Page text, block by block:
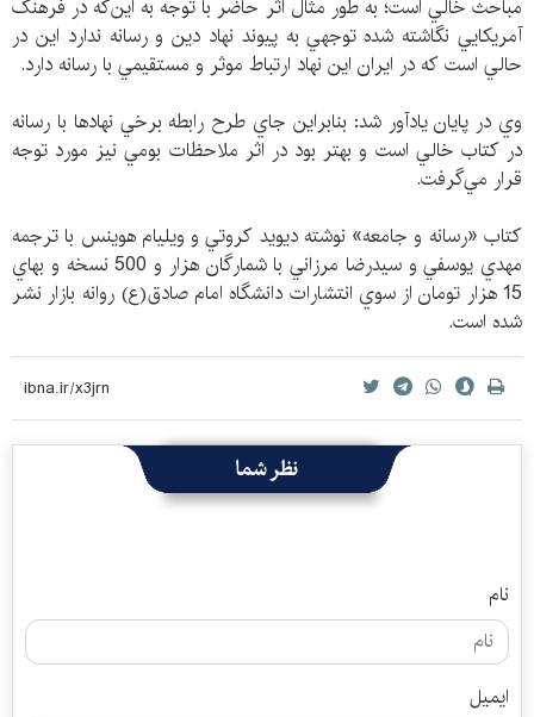
مباحث خالي است؛ به طور مثال اثر حاضر با توجه به اين‌كه در فرهنگ
آمريكايي نگاشته شده توجهي به پيوند نهاد دين و رسانه ندارد اين در
حالي است كه در ايران اين نهاد ارتباط موثر و مستقيمي با رسانه دارد.
وي در پايان يادآور شد: بنابراين جاي طرح رابطه برخي نهادها با رسانه
در كتاب خالي است و بهتر بود در اثر ملاحظات بومي نيز مورد توجه
قرار مي‌گرفت.
كتاب «رسانه و جامعه» نوشته ديويد كروتي و ويليام هوينس با ترجمه
مهدي يوسفي و سيدرضا مرزاني با شمارگان هزار و 500 نسخه و بهاي
15 هزار تومان از سوي انتشارات دانشگاه امام صادق(ع) روانه بازار نشر
شده است.
نظر شما
نام
ایمیل